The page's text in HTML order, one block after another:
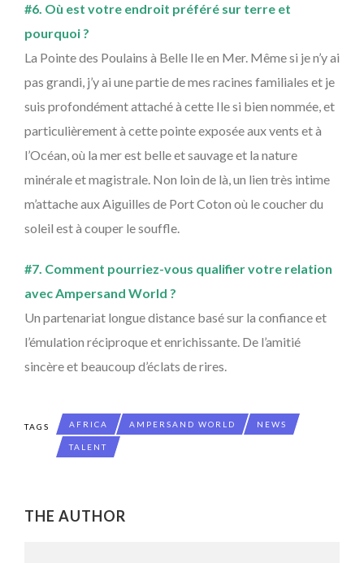
#6. Où est votre endroit préféré sur terre et
pourquoi ?
La Pointe des Poulains à Belle Ile en Mer. Même si je n’y ai
pas grandi, j’y ai une partie de mes racines familiales et je
suis profondément attaché à cette Ile si bien nommée, et
particulièrement à cette pointe exposée aux vents et à
l’Océan, où la mer est belle et sauvage et la nature
minérale et magistrale. Non loin de là, un lien très intime
m’attache aux Aiguilles de Port Coton où le coucher du
soleil est à couper le souffle.
#7. Comment pourriez-vous qualifier votre relation
avec Ampersand World ?
Un partenariat longue distance basé sur la confiance et
l’émulation réciproque et enrichissante. De l’amitié
sincère et beaucoup d’éclats de rires.
TAGS AFRICA AMPERSAND WORLD NEWS
TALENT
THE AUTHOR